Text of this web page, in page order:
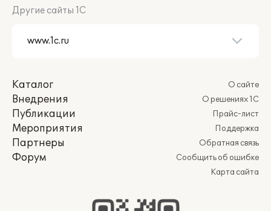
Другие сайты 1С
Каталог
Внедрения
Публикации
Мероприятия
Партнеры
Форум
О сайте
О решениях 1С
Прайс-лист
Поддержка
Обратная связь
Сообщить об ошибке
Карта сайта